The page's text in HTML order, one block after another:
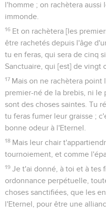
l'homme ; on rachètera
immonde.
16 Et on rachètera [les
être rachetés depuis l'âge
tu en feras, qui sera de cinq
Sanctuaire, qui [est] de vingt
17 Mais on ne rachètera point
premier-né de la brebis, ni le
sont des choses saintes. Tu
tu feras fumer leur graisse ;
bonne odeur à l'Eternel.
18 Mais leur chair
tournoiement, et comme
19 Je t'ai donné, à toi et à tes
ordonnance perpétuelle,
choses sanctifiées, que les
l'Eternel, pour être une